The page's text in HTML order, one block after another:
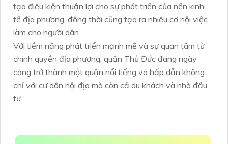
tạo điều kiện thuận lợi cho sự phát triển của nền kinh
tế địa phương, đồng thời cũng tạo ra nhiều cơ hội việc
làm cho người dân.
Với tiềm năng phát triển mạnh mẽ và sự quan tâm từ
chính quyền địa phương, quận Thủ Đức đang ngày
càng trở thành một quận nổi tiếng và hấp dẫn không
chỉ với cư dân nội địa mà còn cả du khách và nhà đầu
tư.